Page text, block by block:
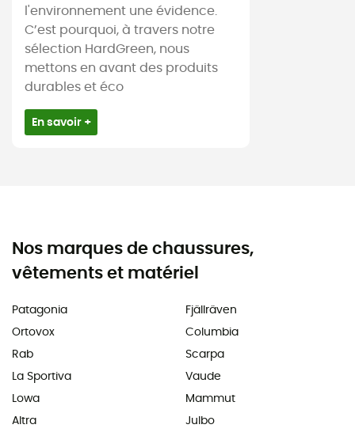
l'environnement une évidence.
C’est pourquoi, à travers notre
sélection HardGreen, nous
mettons en avant des produits
durables et éco
En savoir +
Nos marques de chaussures,
vêtements et matériel
Patagonia
Ortovox
Rab
La Sportiva
Lowa
Altra
Fjällräven
Columbia
Scarpa
Vaude
Mammut
Julbo